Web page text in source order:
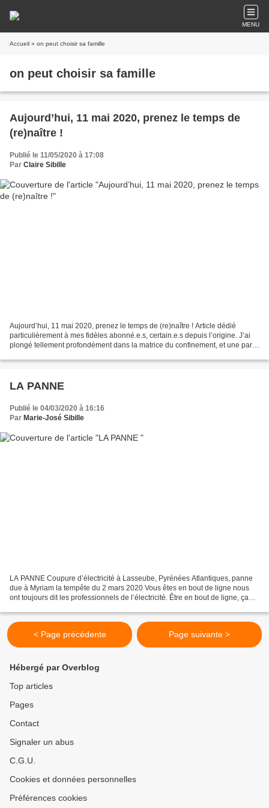
MENU
Accueil » on peut choisir sa famille
on peut choisir sa famille
Aujourd’hui, 11 mai 2020, prenez le temps de
(re)naître !
Publié le 11/05/2020 à 17:08
Par Claire Sibille
Aujourd’hui, 11 mai 2020, prenez le temps de (re)naître ! Article dédié
particulièrement à mes fidèles abonné.e.s, certain.e.s depuis l’origine. J’ai
plongé tellement profondément dans la matrice du confinement, et une part
LA PANNE
Publié le 04/03/2020 à 16:16
Par Marie-José Sibille
LA PANNE Coupure d’électricité à Lasseube, Pyrénées Atlantiques, panne
due à Myriam la tempête du 2 mars 2020 Vous êtes en bout de ligne nous
ont toujours dit les professionnels de l’électricité. Être en bout de ligne, ça
< Page précédente Page suivante >
Hébergé par Overblog
Top articles
Pages
Contact
Signaler un abus
C.G.U.
Cookies et données personnelles
Préférences cookies